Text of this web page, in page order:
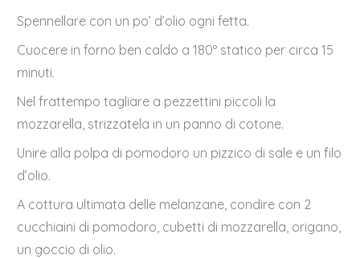
Spennellare con un po’ d’olio ogni fetta.
Cuocere in forno ben caldo a 180° statico per circa 15
minuti.
Nel frattempo tagliare a pezzettini piccoli la
mozzarella, strizzatela in un panno di cotone.
Unire alla polpa di pomodoro un pizzico di sale e un filo
d’olio.
A cottura ultimata delle melanzane, condire con 2
cucchiaini di pomodoro, cubetti di mozzarella, origano,
un goccio di olio.